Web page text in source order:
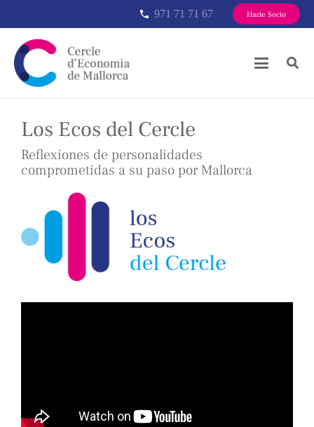
phone 971 71 71 67 Hazte Socio
Los Ecos del Cercle
Reflexiones de personalidades
comprometidas a su paso por Mallorca